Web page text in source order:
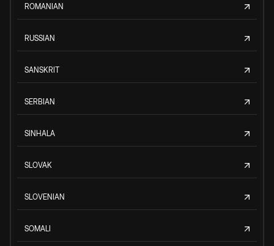
ROMANIAN
RUSSIAN
SANSKRIT
SERBIAN
SINHALA
SLOVAK
SLOVENIAN
SOMALI